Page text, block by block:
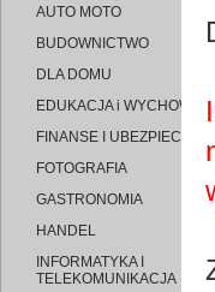
AUTO MOTO
BUDOWNICTWO
DLA DOMU
EDUKACJA i
FINANSE I
FOTOGRAFIA
GASTRONOMIA
HANDEL
INFORMATYKA I
TELEKOMUNIKACJA